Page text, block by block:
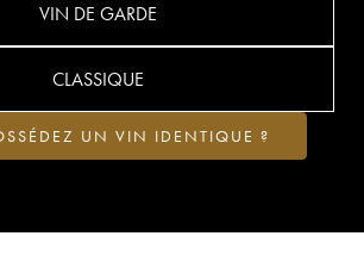
VIN DE GARDE
CLASSIQUE
UN VIN IDENTIQUE ?